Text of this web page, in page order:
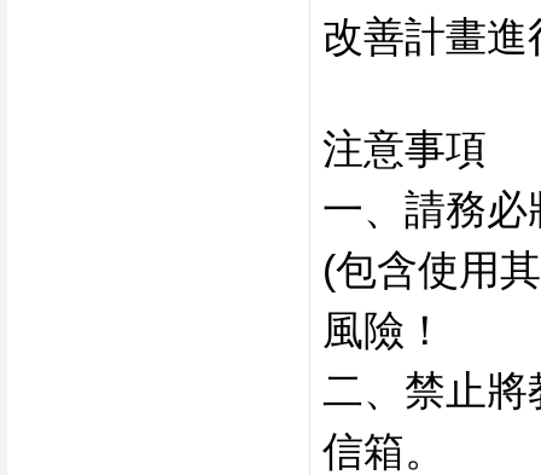
改善計畫
注意事項
一、請務
(包含使用
風險！
二、禁止將
信箱。